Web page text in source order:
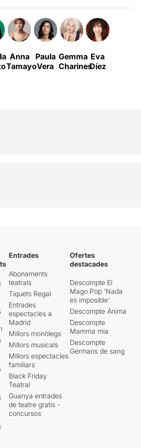
Anna
Tamayo
Paula
Vera
Gemma
Charines
Eva
Díez
Entrades
Abonaments
teatrals
Tiquets Regal
Entrades
espectacles a
Madrid
Millors monòlegs
Millors musicals
Millors espectacles
familiars
Black Friday
Teatral
Guanya entrades
de teatre gratis -
concursos
Ofertes
destacades
Descompte El
Mago Pop 'Nada
es imposible'
Descompte Ànima
Descompte
Mamma mia
Descompte
Germans de sang